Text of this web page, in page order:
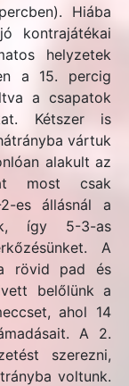
Hiába
kontrajátékai
helyzetek
a 15. percig
a csapatok
Kétszer is
vártuk
alakult az
most csak
es állásnál a
így 5-3-as
A
rövid pad és
belőlünk a
ahol 14
A 2.
szerezni,
voltunk.